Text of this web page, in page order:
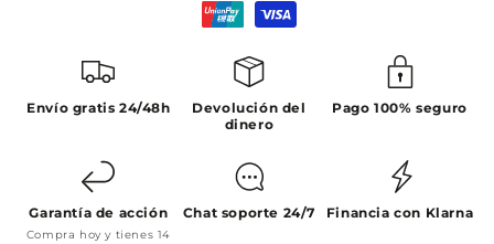
Envío gratis 24/48h
Devolución del
dinero
Pago 100% seguro
Garantía de acción
Compra hoy y tienes 14
Chat soporte 24/7 Financia con Klarna